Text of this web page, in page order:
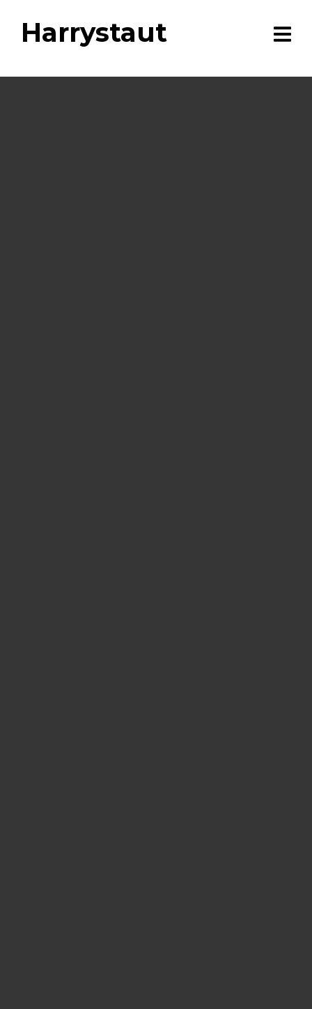
Harrystaut